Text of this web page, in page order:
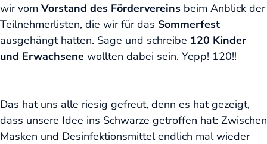
wir vom Vorstand des Fördervereins beim Anblick der
Teilnehmerlisten, die wir für das Sommerfest
ausgehängt hatten. Sage und schreibe 120 Kinder
und Erwachsene wollten dabei sein. Yepp! 120!!
Das hat uns alle riesig gefreut, denn es hat gezeigt,
dass unsere Idee ins Schwarze getroffen hat: Zwischen
Masken und Desinfektionsmittel endlich mal wieder